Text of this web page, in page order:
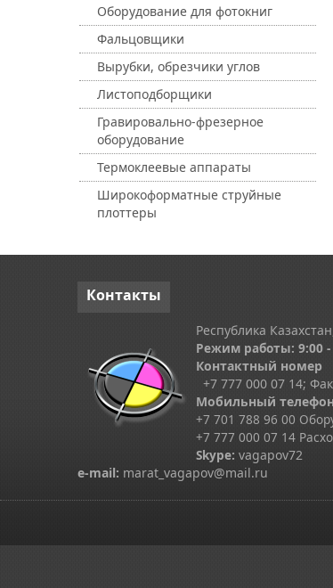
Оборудование для фотокниг
Фальцовщики
Вырубки, обрезчики углов
Листоподборщики
Гравировально-фрезерное
оборудование
Термоклеевые аппараты
Широкоформатные струйные
плоттеры
Контакты
Республика
Режим работы: 9:00 -
Контактный номер
+7 777 000 07 14;
Мобильный телефон
+7 701 788 96 00
+7 777 000 07 14
Skype: vagapov72
e-mail: marat_vagapov@mail.ru